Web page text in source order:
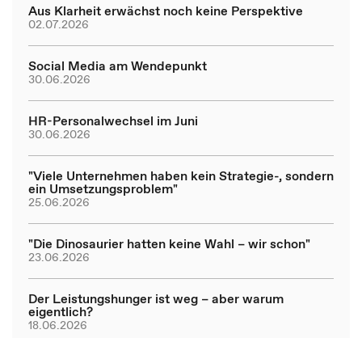
Aus Klarheit erwächst noch keine Perspektive
02.07.2026
Social Media am Wendepunkt
30.06.2026
HR-Personalwechsel im Juni
30.06.2026
"Viele Unternehmen haben kein Strategie-, sondern
ein Umsetzungsproblem"
25.06.2026
"Die Dinosaurier hatten keine Wahl – wir schon"
23.06.2026
Der Leistungshunger ist weg – aber warum
eigentlich?
18.06.2026